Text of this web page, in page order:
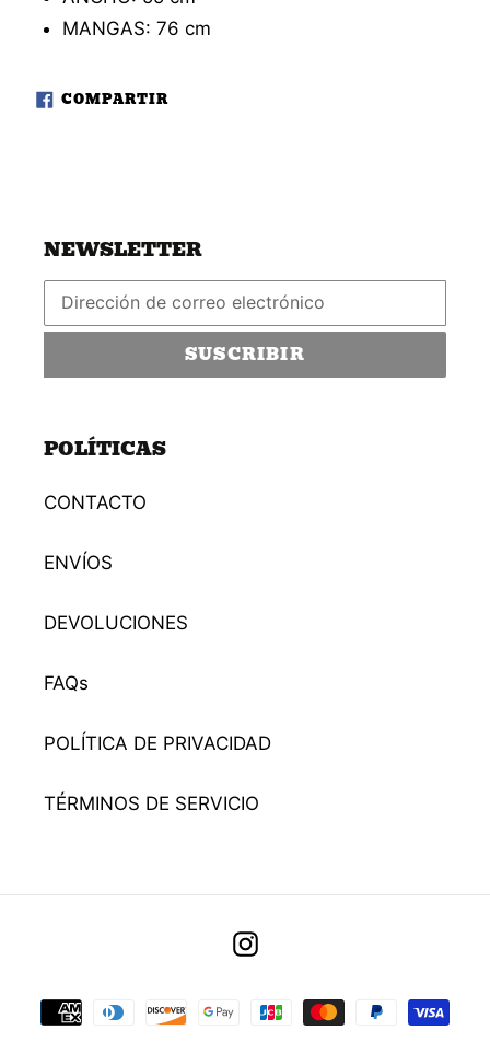
MANGAS: 76 cm
COMPARTIRCOMPARTIR
EN
NEWSLETTER
SUSCRIBIR
POLÍTICAS
CONTACTO
ENVÍOS
DEVOLUCIONES
FAQs
POLÍTICA DE PRIVACIDAD
TÉRMINOS DE SERVICIO
Instagram
Métodos
flechas
izquierda/derecha